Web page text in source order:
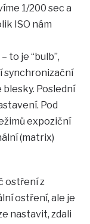
1/200 sec a
ISO nám
to je “bulb”,
synchronizační
Poslední
Pod
expoziční
(matrix)
ostření z
ostření, ale je
nastavit, zdali